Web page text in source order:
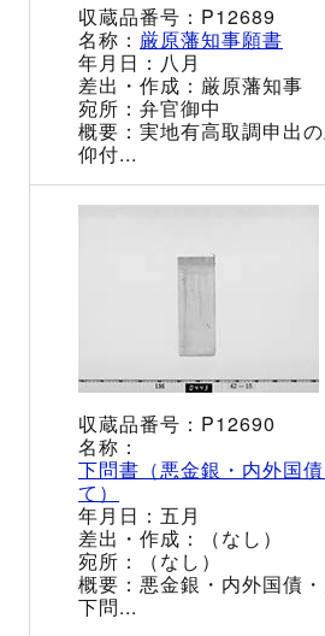
P12689
厳原藩知事願書
八月
厳原藩知事
弁官御中
実地有高取調申出
仰付...
P12690
下問書（悪金銀・内外国
て）
五月
（なし）
（なし）
悪金銀・内外国債
下問...